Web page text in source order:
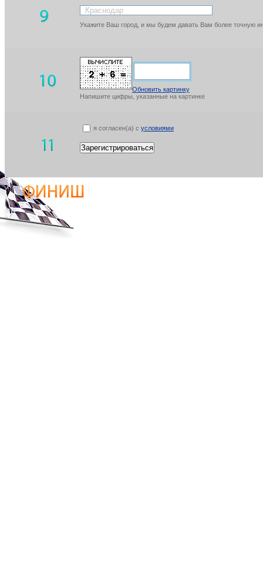
Укажите Ваш город, и мы будем давать Вам более точную
Обновить картинку
Напишите цифры, указанные на картинке
я согласен(а) с условиями
Зарегистрироваться